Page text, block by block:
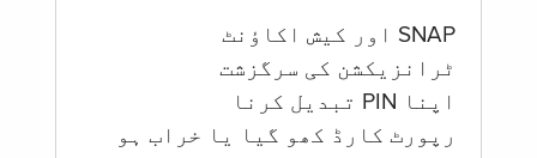
SNAP اور کیش اکاؤنٹ
ٹرانزیکشن کی سرگزشت
اپنا PIN تبدیل کرنا
رپورٹ کارڈ کھو گیا یا خراب ہو